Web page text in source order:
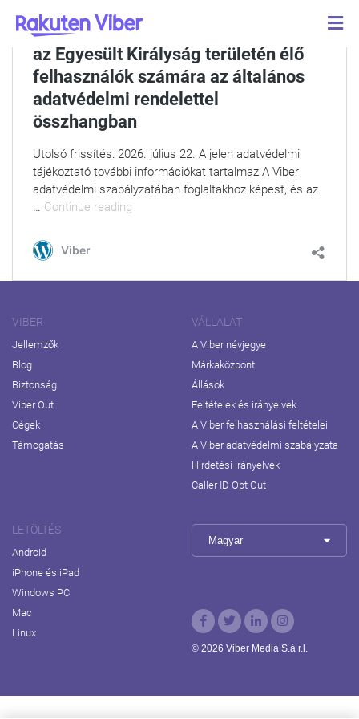
Adatvédelmi tájékoztató az EGT és
az Egyesült Királyság területén élő
felhasználók számára az általános
adatvédelmi rendelettel
összhangban
Utolsó frissítés: 2026. július 22. A jelen adatvédelmi
tájékoztató további információkat tartalmaz A Viber
adatvédelmi szabályzatában foglaltakhoz képest, és az
… Continue reading
Viber
VIBER
Jellemzők
Blog
Biztonság
Viber Out
Cégek
Támogatás
VÁLLALAT
A Viber névjegye
Márkaközpont
Állások
Feltételek és irányelvek
A Viber felhasználási feltételei
A Viber adatvédelmi szabályzata
Hirdetési irányelvek
Caller ID Opt Out
LETÖLTÉS
Android
iPhone és iPad
Windows PC
Mac
Linux
Magyar
© 2026 Viber Media S.à r.l.